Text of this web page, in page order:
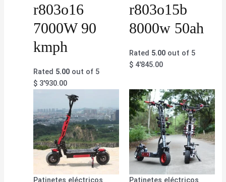
r803o16
7000W 90
kmph
Rated 5.00 out of 5
$ 3'930.00
r803o15b
8000w 50ah
Rated 5.00out of 5
$4'845.00